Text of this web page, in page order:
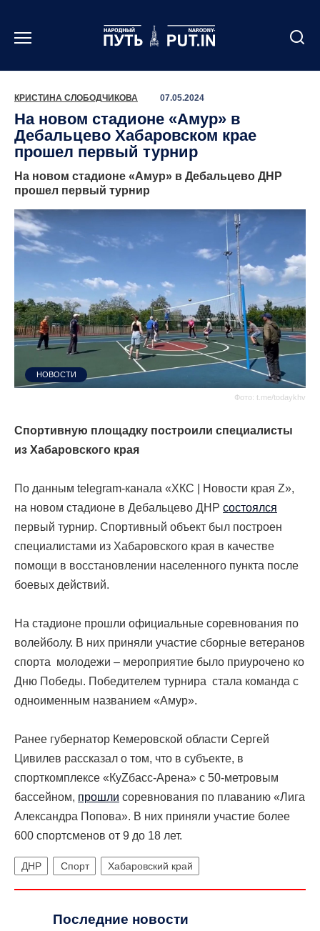
содержанию
КРИСТИНА СЛОБОДЧИКОВА 07.05.2024
На новом стадионе «Амур» в
Дебальцево Хабаровском крае
прошел первый турнир
На новом стадионе «Амур» в Дебальцево ДНР
прошел первый турнир
Фото: t.me/todaykhv
НОВОСТИ
Спортивную площадку построили специалисты
из Хабаровского края
По данным telegram-канала «ХКС | Новости края Z»,
на новом стадионе в Дебальцево ДНР состоялся
первый турнир. Спортивный объект был построен
специалистами из Хабаровского края в качестве
помощи в восстановлении населенного пункта после
боевых действий.
На стадионе прошли официальные соревнования по
волейболу. В них приняли участие сборные ветеранов
спорта молодежи – мероприятие было приурочено ко
Дню Победы. Победителем турнира стала команда с
одноименным названием «Амур».
Ранее губернатор Кемеровской области Сергей
Цивилев рассказал о том, что в субъекте, в
спорткомплексе «КуZбасс-Арена» с 50-метровым
бассейном, прошли соревнования по плаванию «Лига
Александра Попова». В них приняли участие более
600 спортсменов от 9 до 18 лет.
ДНР Спорт Хабаровский край
Последние новости